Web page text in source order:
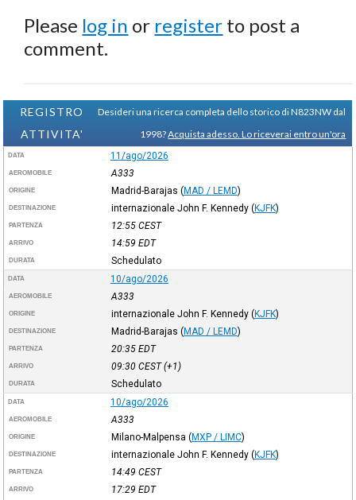
Please log in or register to post a
comment.
REGISTRO
ATTIVITA'
Desideri una ricerca completa dello storico di N823NW dal
1998?Acquista adesso. Lo riceverai entro un'ora
DATA 11/ago/2026
AEROMOBILE A333
ORIGINE Madrid-Barajas (MAD / LEMD)
DESTINAZIONE internazionale John F. Kennedy (KJFK)
PARTENZA 12:55 CEST
ARRIVO 14:59 EDT
DURATA Schedulato
DATA 10/ago/2026
AEROMOBILE A333
ORIGINE internazionale John F. Kennedy (KJFK)
DESTINAZIONE Madrid-Barajas (MAD / LEMD)
PARTENZA 20:35 EDT
ARRIVO 09:30 CEST(+1)
DURATA Schedulato
DATA 10/ago/2026
AEROMOBILE A333
ORIGINE Milano-Malpensa (MXP / LIMC)
DESTINAZIONE internazionale John F. Kennedy (KJFK)
PARTENZA 14:49 CEST
ARRIVO 17:29 EDT